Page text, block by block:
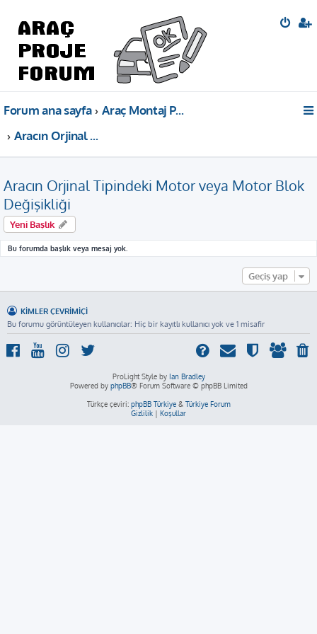
Forum ana sayfa
Araç Montaj Projeleri Bilgi Paylaşımı
Aracın Orjinal Tipindeki Motor veya Motor Blok Değişikliği
Aracın Orjinal Tipindeki Motor veya Motor Blok
Değişikliği
Yeni Başlık
Bu forumda başlık veya mesaj yok.
Geçiş yap
KIMLER ÇEVRIMIÇI
Bu forumu görüntüleyen kullanıcılar: Hiç bir kayıtlı kullanıcı yok ve 1 misafir
ProLight Style by Ian Bradley
Powered by phpBB® Forum Software © phpBB Limited
Türkçe çeviri: phpBB Türkiye& Türkiye Forum
Gizlilik | Koşullar